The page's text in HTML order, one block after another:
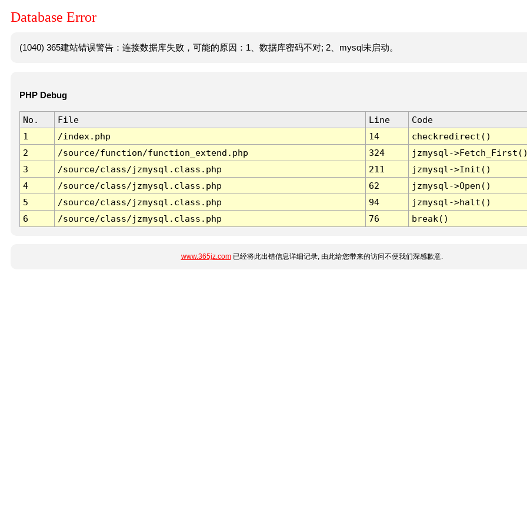
Database Error
(1040) 365建站错误警告：连接数据库失败，可能的原因：1、数据库密码不对; 2、mysql未启动。
PHP Debug
No. File Line
Code
1
/index.php 14
checkredirect()
2
/source/function/function_extend.php 324
jzmysql-
3
/source/class/jzmysql.class.php 211
jzmysql->Init()
4
/source/class/jzmysql.class.php 62
jzmysql->Open()
5
/source/class/jzmysql.class.php 94
jzmysql->halt()
6
/source/class/jzmysql.class.php 76 break()
www.365jz.com已经将此出错信息详细记录, 由此给您带来的访问不便我们深感歉意.